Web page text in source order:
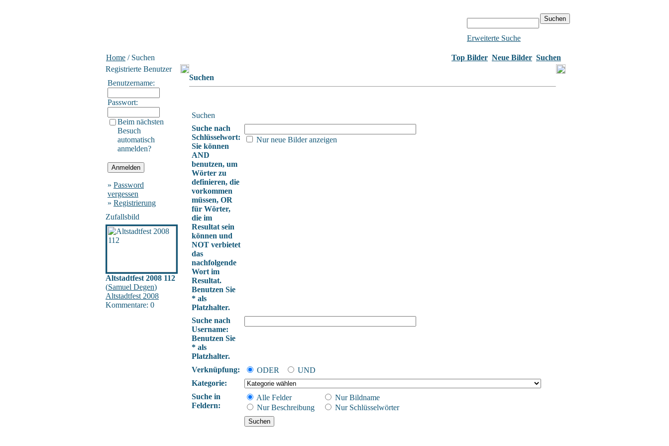
Erweiterte Suche
Home / Suchen Top Bilder Neue Bilder Suchen
Registrierte Benutzer
Benutzername:
Passwort:
Beim nächsten
Besuch
automatisch
anmelden?
» Password
vergessen
» Registrierung
Zufallsbild
Altstadtfest 2008 112
(Samuel Degen)
Altstadtfest 2008
Kommentare: 0
Suchen
Suchen
Suche nach
Schlüsselwort:
Sie können
AND
benutzen, um
Wörter zu
definieren, die
vorkommen
müssen, OR
für Wörter,
die im
Resultat sein
können und
NOT verbietet
das
nachfolgende
Wort im
Resultat.
Benutzen Sie
* als
Platzhalter.
Nur neue Bilder anzeigen
Suche nach
Username:
Benutzen Sie
* als
Platzhalter.
Verknüpfung:
ODER
UND
Kategorie:
Suche in
Feldern:
Alle Felder
Nur Bildname
Nur Beschreibung
Nur Schlüsselwörter